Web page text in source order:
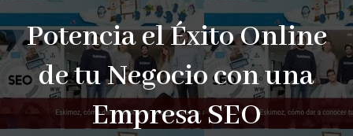
Intro)
Potencia el Éxito Online
de tu Negocio con una
Empresa SEO